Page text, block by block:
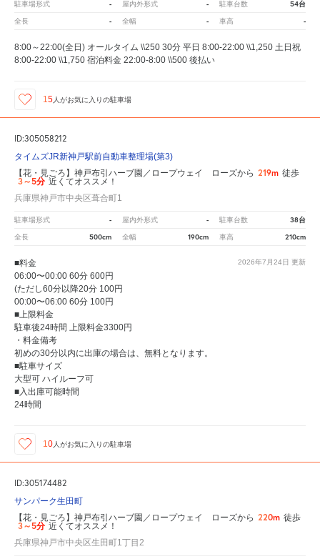
駐車場形式 - 屋内外形式 - 駐車台数 54台
全長 - 全幅 - 車高 -
8:00～22:00(全日) オールタイム \\250 30分 平日 8:00-22:00 \\1,250 土日祝
8:00-22:00 \\1,750 宿泊料金 22:00-8:00 \\500 後払い
15人がお気に入りの駐車場
ID:305058212
タイムズJR新神戸駅前自動車整理場(第3)
【花・見ごろ】神戸布引ハーブ園／ロープウェイ ローズから 219m 徒歩
3～5分 近くてオススメ！
兵庫県神戸市中央区葺合町1
駐車場形式 - 屋内外形式 - 駐車台数 38台
全長 500cm 全幅 190cm 車高 210cm
2026年7月24日 更新
■料金
06:00〜00:00 60分 600円
(ただし60分以降20分 100円
00:00〜06:00 60分 100円
■上限料金
駐車後24時間 上限料金3300円
・料金備考
初めの30分以内に出庫の場合は、無料となります。
■駐車サイズ
大型可 ハイルーフ可
■入出庫可能時間
24時間
10人がお気に入りの駐車場
ID:305174482
サンパーク生田町
【花・見ごろ】神戸布引ハーブ園／ロープウェイ ローズから 220m 徒歩
3～5分 近くてオススメ！
兵庫県神戸市中央区生田町1丁目2